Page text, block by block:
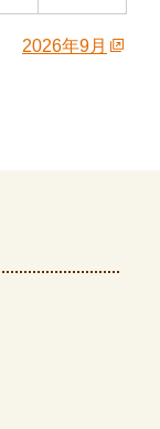
2026年9月